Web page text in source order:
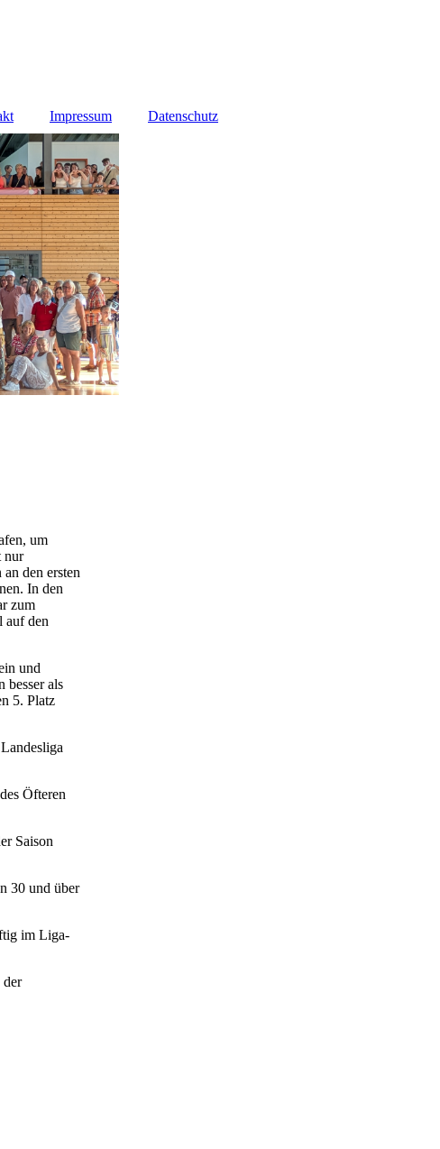
Impressum Datenschutz
um
nur
den ersten
In den
zum
auf den
und
besser als
5. Platz
Öfteren
Saison
30 und über
im Liga-
der